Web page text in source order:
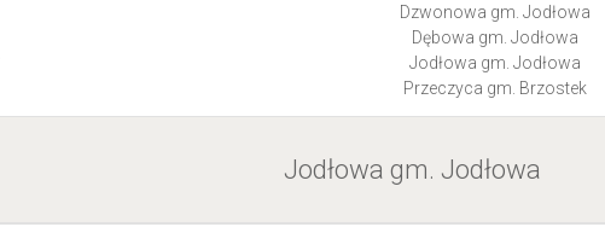
Dzwonowa gm. Jodłowa
Dębowa gm. Jodłowa
Jodłowa gm. Jodłowa
Przeczyca gm. Brzostek
Jodłowa gm. Jodłowa